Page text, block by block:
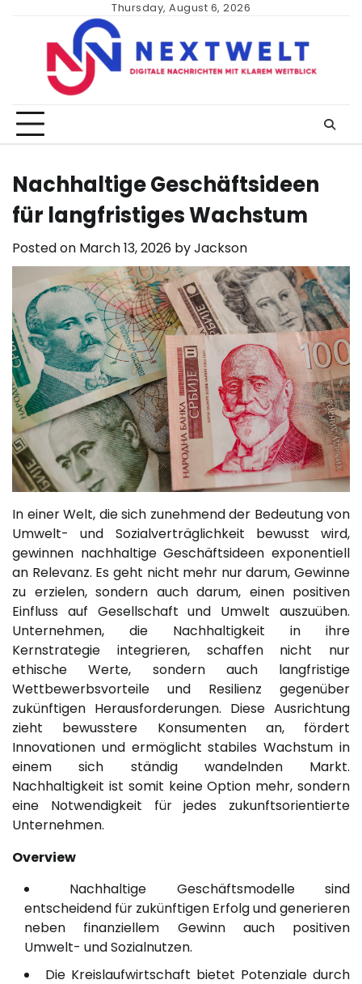
content
Thursday, August 6, 2026
Nachhaltige Geschäftsideen
für langfristiges Wachstum
Posted on March 13, 2026 byJackson
In einer Welt, die sich zunehmend der Bedeutung von
Umwelt- und Sozialverträglichkeit bewusst wird,
gewinnen nachhaltige Geschäftsideen exponentiell
an Relevanz. Es geht nicht mehr nur darum, Gewinne
zu erzielen, sondern auch darum, einen positiven
Einfluss auf Gesellschaft und Umwelt auszuüben.
Unternehmen, die Nachhaltigkeit in ihre
Kernstrategie integrieren, schaffen nicht nur
ethische Werte, sondern auch langfristige
Wettbewerbsvorteile und Resilienz gegenüber
zukünftigen Herausforderungen. Diese Ausrichtung
zieht bewusstere Konsumenten an, fördert
Innovationen und ermöglicht stabiles Wachstum in
einem sich ständig wandelnden Markt.
Nachhaltigkeit ist somit keine Option mehr, sondern
eine Notwendigkeit für jedes zukunftsorientierte
Unternehmen.
Overview
Nachhaltige Geschäftsmodelle sind
entscheidend für zukünftigen Erfolg und generieren
neben finanziellem Gewinn auch positiven
Umwelt- und Sozialnutzen.
Die Kreislaufwirtschaft bietet Potenziale durch